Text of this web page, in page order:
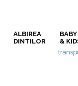
ALBIREA
DINTILOR
BABY
&